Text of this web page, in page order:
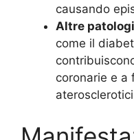
causando
Altre
come il
coronarie e a